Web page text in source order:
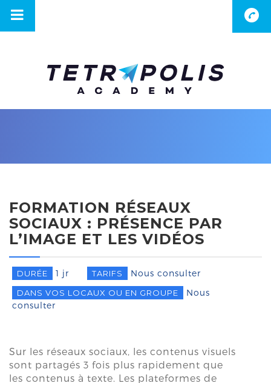
FORMATION RÉSEAUX
SOCIAUX : PRÉSENCE PAR
L’IMAGE ET LES VIDÉOS
DURÉE 1 jr TARIFS Nous consulter
DANS VOS LOCAUX OU EN GROUPE
Nous
consulter
Sur les réseaux sociaux, les contenus visuels
sont partagés 3 fois plus rapidement que
les contenus à texte. Les plateformes de